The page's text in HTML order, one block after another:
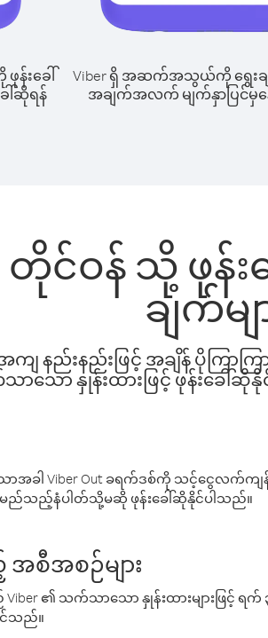
န်းခေါ်
ါ်ဆိုရန်
Viber ရှိ အဆက်အသွယ်ကို ရွေးခ
အချက်အလက် မျက်နှာပြင်မှနေ
တိုင်ဝန် သို့ ဖုန်
ချက်မျ
နည်းနည်းဖြင့် အချိန် ပိုကြာက
ာသော နှုန်းထားဖြင့် ဖုန်းခေါ်
ါ Viber Out ခရက်ဒစ်ကို သင့်ငွေလက်က
ရှိ မည်သည့်နံပါတ်သို့မဆို ဖုန်းခေါ်ဆိုနိုင်ပါသည်။
စီအစဉ်များ
၏ သက်သာသော နှုန်းထားများဖြင့်
င်သည်။